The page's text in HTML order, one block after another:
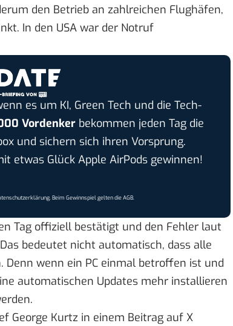
den Betrieb an zahlreichen Flughäfen,
In den USA war der Notruf
es um KI, Green Tech und die Tech-
Vordenkerbekommen jeden Tag die
und sichern sich ihren Vorsprung.
etwas Glück Apple AirPods gewinnen!
. Beim Gewinnspiel gelten dieAGB.
Tag offiziell bestätigt und den Fehler laut
bedeutet nicht automatisch, dass alle
wenn ein PC einmal betroffen ist und
automatischen Updates mehr installieren
George Kurtz in einem Beitrag auf X